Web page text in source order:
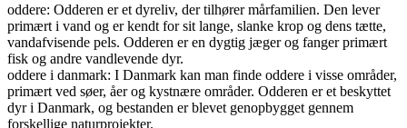
oddere: Odderen er et dyreliv, der tilhører mårfamilien. Den lever
primært i vand og er kendt for sit lange, slanke krop og dens tætte,
vandafvisende pels. Odderen er en dygtig jæger og fanger primært
fisk og andre vandlevende dyr.
oddere i danmark: I Danmark kan man finde oddere i visse områder,
primært ved søer, åer og kystnære områder. Odderen er et beskyttet
dyr i Danmark, og bestanden er blevet genopbygget gennem
forskellige naturprojekter.